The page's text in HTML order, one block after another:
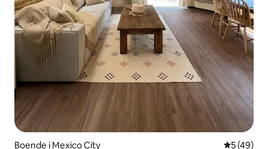
Boende i Mexico City 5 av 5 i
5 (49)